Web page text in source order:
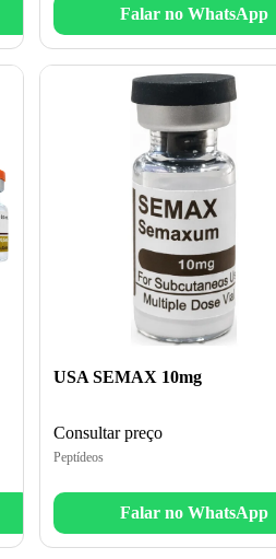
Falar no WhatsApp
USA SEMAX 10mg
Consultar preço
Peptídeos
Falar no WhatsApp